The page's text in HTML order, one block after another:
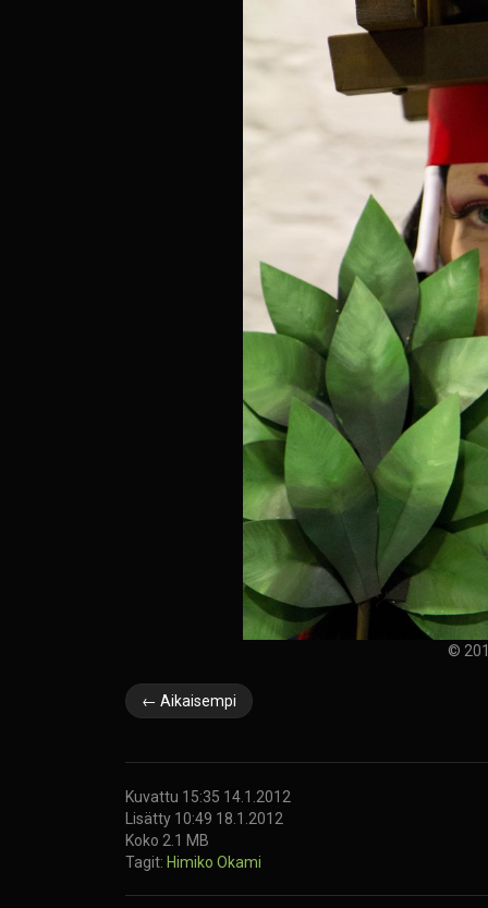
©
← Aikaisempi
Kuvattu 15:35 14.1.2012
Lisätty 10:49 18.1.2012
Koko 2.1 MB
Tagit: Himiko Okami